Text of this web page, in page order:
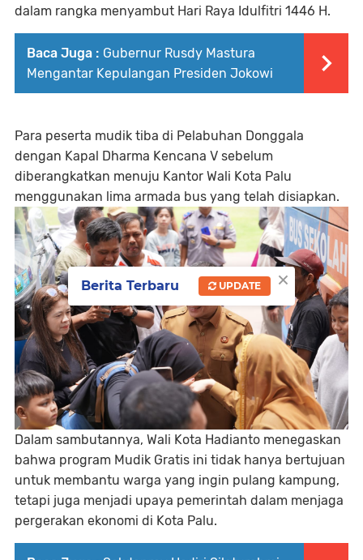
dalam rangka menyambut Hari Raya Idulfitri 1446 H.
Baca Juga : Gubernur Rusdy Mastura
Mengantar Kepulangan Presiden Jokowi
Para peserta mudik tiba di Pelabuhan Donggala
dengan Kapal Dharma Kencana V sebelum
diberangkatkan menuju Kantor Wali Kota Palu
menggunakan lima armada bus yang telah disiapkan.
Dalam sambutannya, Wali Kota Hadianto menegaskan
bahwa program Mudik Gratis ini tidak hanya bertujuan
untuk membantu warga yang ingin pulang kampung,
tetapi juga menjadi upaya pemerintah dalam menjaga
pergerakan ekonomi di Kota Palu.
×
Berita Terbaru UPDATE